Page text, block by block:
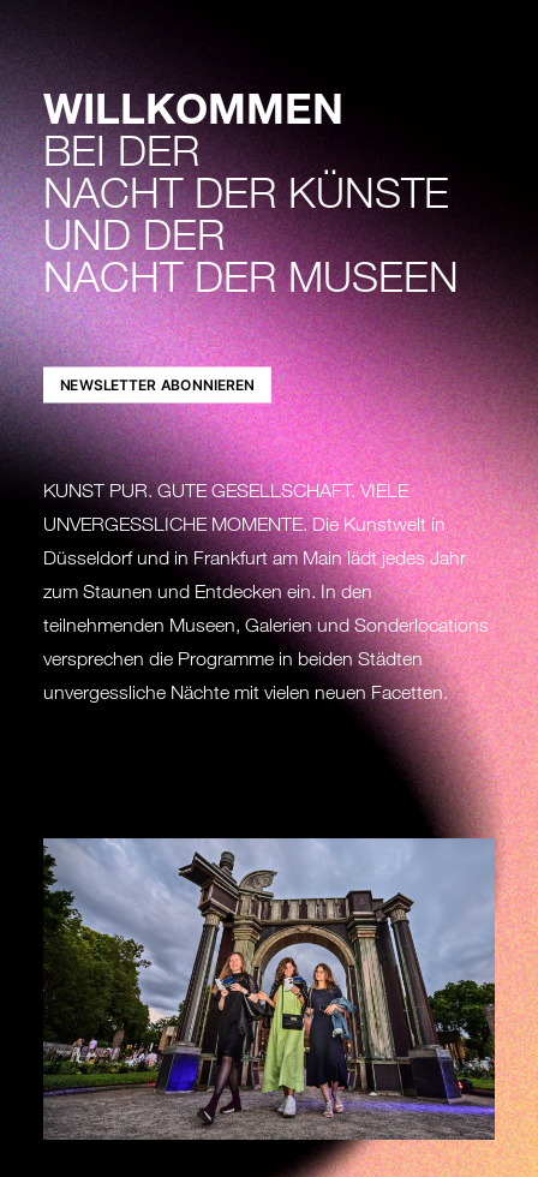
WILLKOMMEN
BEI DER
NACHT DER KÜNSTE
UND DER
NACHT DER MUSEEN
NEWSLETTER ABONNIEREN
KUNST PUR. GUTE GESELLSCHAFT. VIELE
UNVERGESSLICHE MOMENTE. Die Kunstwelt in
Düsseldorf und in Frankfurt am Main lädt jedes Jahr
zum Staunen und Entdecken ein. In den
teilnehmenden Museen, Galerien und Sonderlocations
versprechen die Programme in beiden Städten
unvergessliche Nächte mit vielen neuen Facetten.